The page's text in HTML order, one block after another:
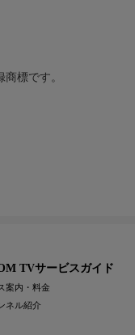
標です。
TVサービスガイド
案内・料金
ネル紹介